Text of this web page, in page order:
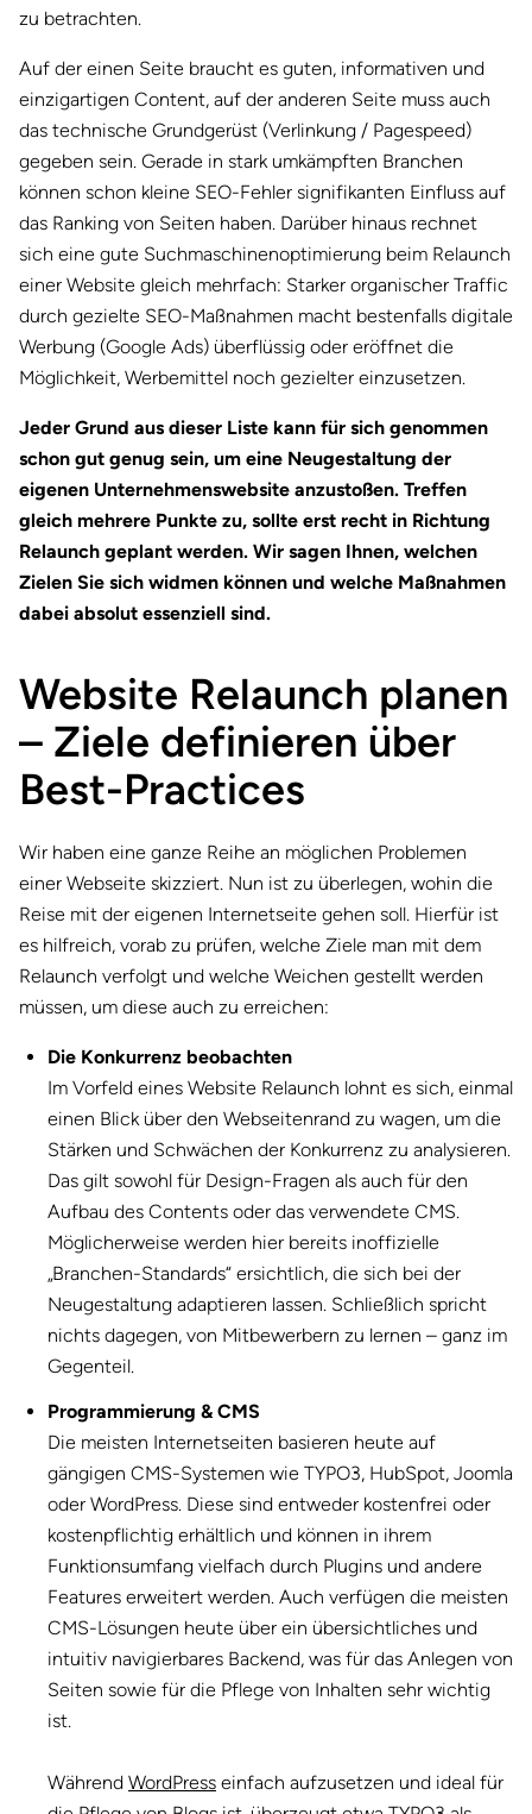
zu betrachten.
Auf der einen Seite braucht es guten, informativen und
einzigartigen Content, auf der anderen Seite muss auch
das technische Grundgerüst (Verlinkung / Pagespeed)
gegeben sein. Gerade in stark umkämpften Branchen
können schon kleine SEO-Fehler signifikanten Einfluss auf
das Ranking von Seiten haben. Darüber hinaus rechnet
sich eine gute Suchmaschinenoptimierung beim Relaunch
einer Website gleich mehrfach: Starker organischer Traffic
durch gezielte SEO-Maßnahmen macht bestenfalls digitale
Werbung (Google Ads) überflüssig oder eröffnet die
Möglichkeit, Werbemittel noch gezielter einzusetzen.
Jeder Grund aus dieser Liste kann für sich genommen
schon gut genug sein, um eine Neugestaltung der
eigenen Unternehmenswebsite anzustoßen. Treffen
gleich mehrere Punkte zu, sollte erst recht in Richtung
Relaunch geplant werden. Wir sagen Ihnen, welchen
Zielen Sie sich widmen können und welche Maßnahmen
dabei absolut essenziell sind.
Website Relaunch planen
– Ziele definieren über
Best-Practices
Wir haben eine ganze Reihe an möglichen Problemen
einer Webseite skizziert. Nun ist zu überlegen, wohin die
Reise mit der eigenen Internetseite gehen soll. Hierfür ist
es hilfreich, vorab zu prüfen, welche Ziele man mit dem
Relaunch verfolgt und welche Weichen gestellt werden
müssen, um diese auch zu erreichen:
Die Konkurrenz beobachten
Im Vorfeld eines Website Relaunch lohnt es sich, einmal
einen Blick über den Webseitenrand zu wagen, um die
Stärken und Schwächen der Konkurrenz zu analysieren.
Das gilt sowohl für Design-Fragen als auch für den
Aufbau des Contents oder das verwendete CMS.
Möglicherweise werden hier bereits inoffizielle
„Branchen-Standards“ ersichtlich, die sich bei der
Neugestaltung adaptieren lassen. Schließlich spricht
nichts dagegen, von Mitbewerbern zu lernen – ganz im
Gegenteil.
Programmierung & CMS
Die meisten Internetseiten basieren heute auf
gängigen CMS-Systemen wie TYPO3, HubSpot, Joomla
oder WordPress. Diese sind entweder kostenfrei oder
kostenpflichtig erhältlich und können in ihrem
Funktionsumfang vielfach durch Plugins und andere
Features erweitert werden. Auch verfügen die meisten
CMS-Lösungen heute über ein übersichtliches und
intuitiv navigierbares Backend, was für das Anlegen von
Seiten sowie für die Pflege von Inhalten sehr wichtig
ist.
Während WordPress einfach aufzusetzen und ideal für